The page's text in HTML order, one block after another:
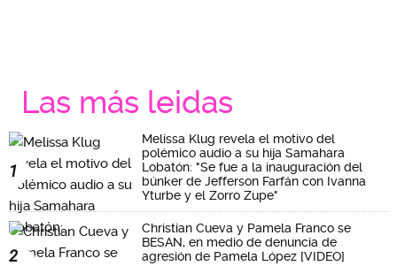
Las más leidas
1
Melissa Klug revela el motivo del
polémico audio a su hija Samahara
Lobatón: "Se fue a la inauguración del
búnker de Jefferson Farfán con Ivanna
Yturbe y el Zorro Zupe"
2
Christian Cueva y Pamela Franco se
BESAN, en medio de denuncia de
agresión de Pamela López [VIDEO]